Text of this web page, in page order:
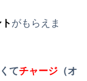
がもらえま
てチャージ （オ